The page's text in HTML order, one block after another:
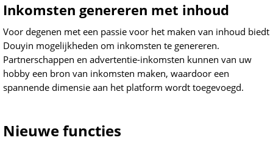
Inkomsten genereren met inhoud
Voor degenen met een passie voor het maken van inhoud biedt
Douyin mogelijkheden om inkomsten te genereren.
Partnerschappen en advertentie-inkomsten kunnen van uw
hobby een bron van inkomsten maken, waardoor een
spannende dimensie aan het platform wordt toegevoegd.
Nieuwe functies